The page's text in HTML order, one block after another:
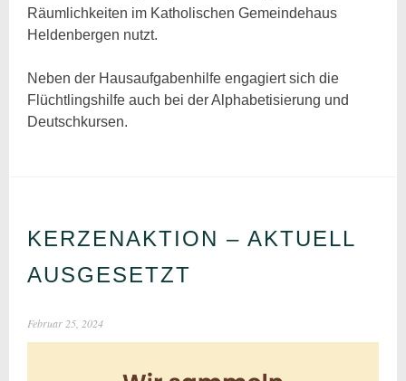
Räumlichkeiten im Katholischen Gemeindehaus
Heldenbergen nutzt.
Neben der Hausaufgabenhilfe engagiert sich die
Flüchtlingshilfe auch bei der Alphabetisierung und
Deutschkursen.
KERZENAKTION – AKTUELL
AUSGESETZT
Februar 25, 2024